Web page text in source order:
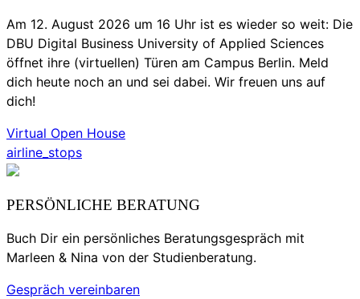
Am 12. August 2026 um 16 Uhr ist es wieder so weit: Die
DBU Digital Business University of Applied Sciences
öffnet ihre (virtuellen) Türen am Campus Berlin. Meld
dich heute noch an und sei dabei. Wir freuen uns auf
dich!
Virtual Open House
airline_stops
PERSÖNLICHE BERATUNG
Buch Dir ein persönliches Beratungsgespräch mit
Marleen & Nina von der Studienberatung.
Gespräch vereinbaren